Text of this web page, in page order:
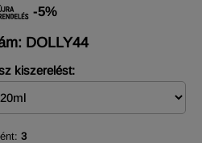
-5%
DOLLY44
kiszerelést:
3